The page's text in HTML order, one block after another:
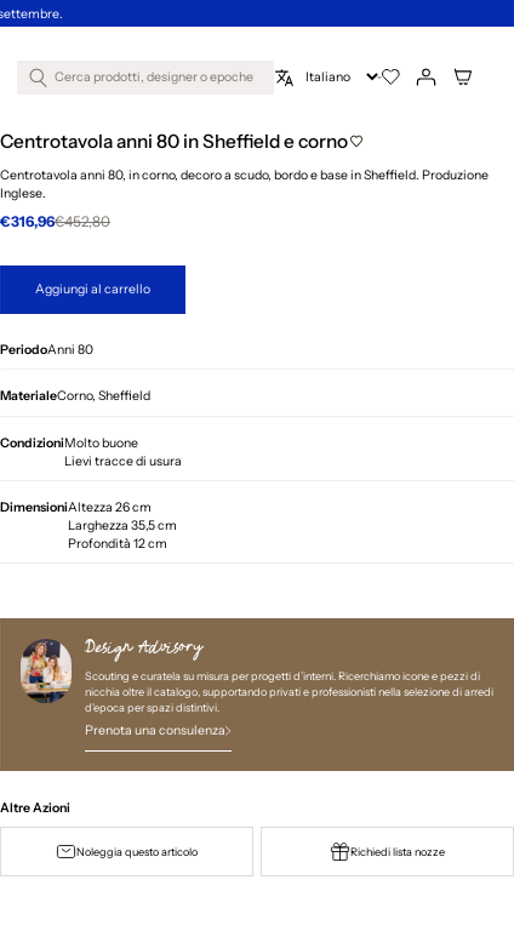
Cerca prodotti, designer o epoche
Centrotavola anni 80 in Sheffield e corno
Centrotavola anni 80, in corno, decoro a scudo, bordo e base in Sheffield. Produzione
Inglese.
€316,96€452,80
Aggiungi al carrello
PeriodoAnni 80
MaterialeCorno, Sheffield
CondizioniMolto buone
Lievi tracce di usura
DimensioniAltezza 26 cm
Larghezza 35,5 cm
Profondità 12 cm
Design Advisory
Scouting e curatela su misura per progetti d’interni. Ricerchiamo icone e pezzi di
nicchia oltre il catalogo, supportando privati e professionisti nella selezione di arredi
d'epoca per spazi distintivi.
Prenota una consulenza
Altre Azioni
Noleggia questo articolo Richiedi lista nozze